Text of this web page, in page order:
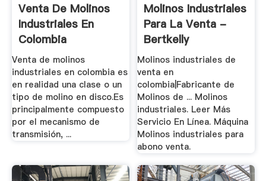
Venta De Molinos
Industriales En
Colombia
Venta de molinos
industriales en colombia es
en realidad una clase o un
tipo de molino en disco.Es
principalmente compuesto
por el mecanismo de
transmisión, ...
Molinos Industriales
Para La Venta -
Bertkelly
Molinos industriales de
venta en
colombia|Fabricante de
Molinos de ... Molinos
industriales. Leer Más
Servicio En Línea. Máquina
Molinos industriales para
abono venta.